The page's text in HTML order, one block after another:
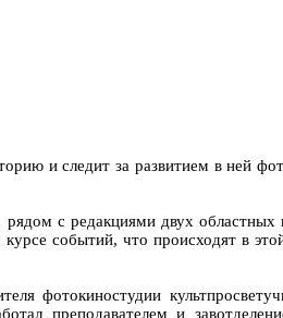
и следит за развитием в ней
с редакциями двух областных
событий, что происходят в
фотокиностудии
преподавателем и